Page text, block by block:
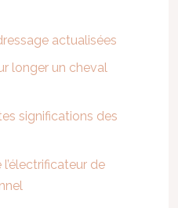
actualisées
longer un cheval
significations des
de